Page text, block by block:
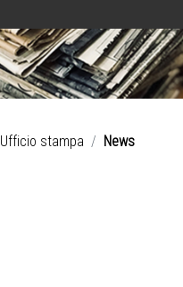
Ufficio stampa
News